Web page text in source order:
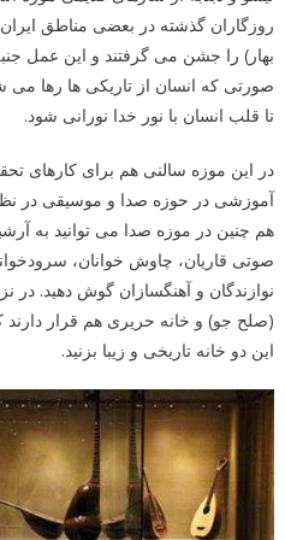
روزگاران گذشته در بعضی مناطق
بهار) را جشن می گرفتند و این عمل
صورتی که انسان از تاریکی ها رها
تا قلب انسان با نور خدا نورانی شود.
در این موزه سالنی هم برای کارهای
آموزشی در حوزه صدا و موسیقی در
هم چنین در موزه صدا می توانید به
صوتی قاریان، چاوش خوانان،
نوازندگان و آهنگسازان گوش دهید. در
(صلح جو) و خانه حریری هم قرار دارند
این دو خانه تاریخی و زیبا بزنید.